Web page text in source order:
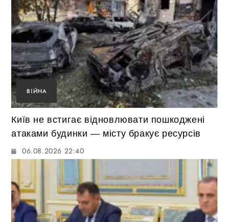
ВІЙНА
Київ не встигає відновлювати пошкоджені
атаками будинки — місту бракує ресурсів
06.08.2026 22:40